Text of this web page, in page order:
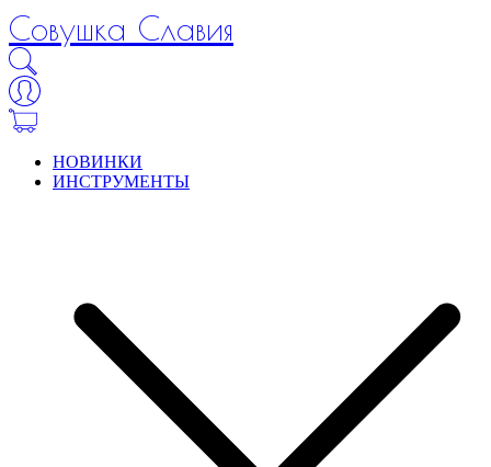
Совушка Славия
НОВИНКИ
ИНСТРУМЕНТЫ